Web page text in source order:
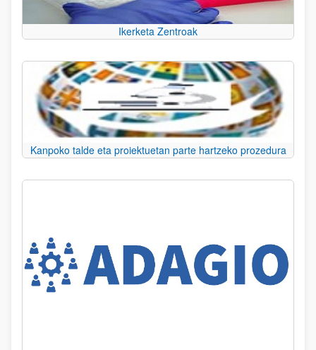
Ikerketa Zentroak
Kanpoko talde eta proiektuetan parte hartzeko prozedura